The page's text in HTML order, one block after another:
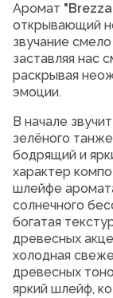
Аромат
открывающий
звучание
заставляя нас
раскрывая
эмоции.
В начале
зелёного
бодрящий и
характер
шлейфе
солнечного
богатая
древесных
холодная
древесных
яркий шлейф,